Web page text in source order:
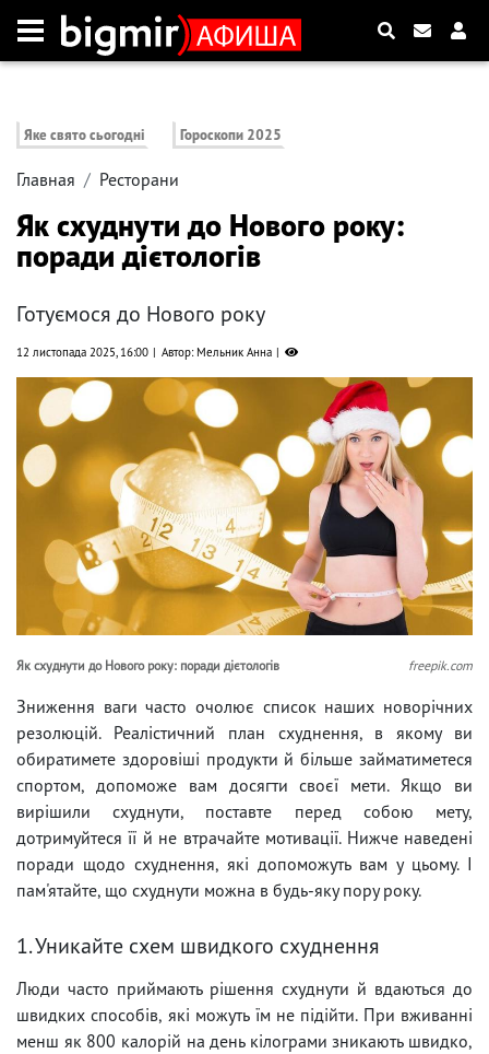
Яке свято сьогодні Гороскопи 2025
Главная Ресторани
Як схуднути до Нового року:
поради дієтологів
Готуємося до Нового року
12 листопада 2025, 16:00 Автор: Мельник Анна
Як схуднути до Нового року: поради дієтологів freepik.com
Зниження ваги часто очолює список наших новорічних
резолюцій. Реалістичний план схуднення, в якому ви
обиратимете здоровіші продукти й більше займатиметеся
спортом, допоможе вам досягти своєї мети. Якщо ви
вирішили схуднути, поставте перед собою мету,
дотримуйтеся її й не втрачайте мотивації. Нижче наведені
поради щодо схуднення, які допоможуть вам у цьому. І
пам'ятайте, що схуднути можна в будь-яку пору року.
1. Уникайте схем швидкого схуднення
Люди часто приймають рішення схуднути й вдаються до
швидких способів, які можуть їм не підійти. При вживанні
менш як 800 калорій на день кілограми зникають швидко,